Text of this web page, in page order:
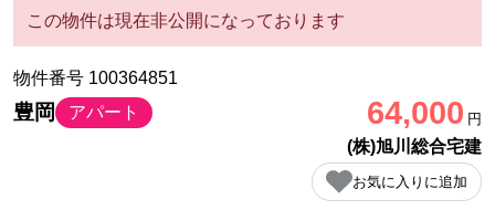
この物件は現在非公開になっております
物件番号 100364851
豊岡 アパート 64,000 円
(株)旭川総合宅建
お気に入りに追加